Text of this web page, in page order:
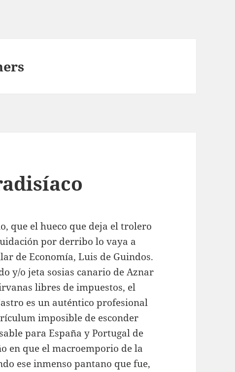
que el hueco que deja el trolero
por derribo lo vaya a
de Economía, Luis de Guindos.
y/o jeta sosias canario de Aznar
libres de impuestos, el
es un auténtico profesional
imposible de esconder
para España y Portugal de
en que el macroemporio de la
ese inmenso pantano que fue,